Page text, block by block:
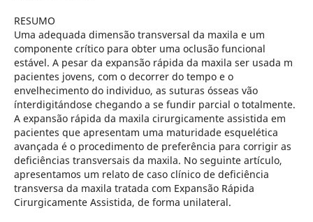
RESUMO
Uma adequada dimensão transversal da maxila e um
componente crítico para obter uma oclusão funcional
estável. A pesar da expansão rápida da maxila ser usada m
pacientes jovens, com o decorrer do tempo e o
envelhecimento do individuo, as suturas ósseas vão
ínterdigitándose chegando a se fundir parcial o totalmente.
A expansão rápida da maxila cirurgicamente assistida em
pacientes que apresentam uma maturidade esquelética
avançada é o procedimento de preferência para corrigir as
deficiências transversais da maxila. No seguinte artículo,
apresentamos um relato de caso clínico de deficiência
transversa da maxila tratada com Expansão Rápida
Cirurgicamente Assistida, de forma unilateral.